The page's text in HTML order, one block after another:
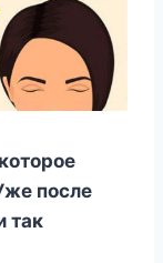
после
так